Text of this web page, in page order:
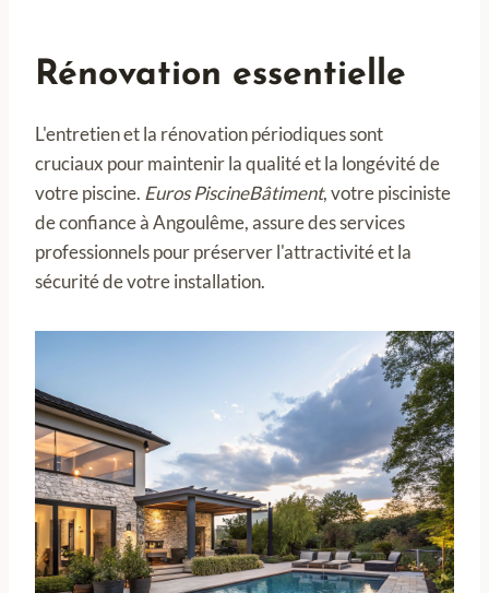
Rénovation essentielle
L'entretien et la rénovation périodiques sont
cruciaux pour maintenir la qualité et la longévité de
votre piscine. Euros PiscineBâtiment, votre pisciniste
de confiance à Angoulême, assure des services
professionnels pour préserver l'attractivité et la
sécurité de votre installation.